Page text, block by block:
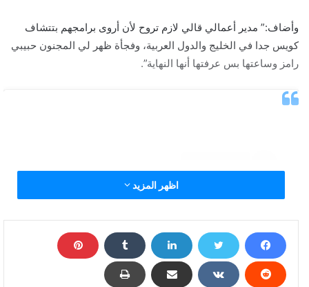
وأضاف:” مدير أعمالي قالي لازم تروح لأن أروى برامجهم بتتشاف
كويس جدا في الخليج والدول العربية، وفجأة ظهر لي المجنون حبيبي
رامز وساعتها بس عرفتها أنها النهاية”.
اظهر المزيد